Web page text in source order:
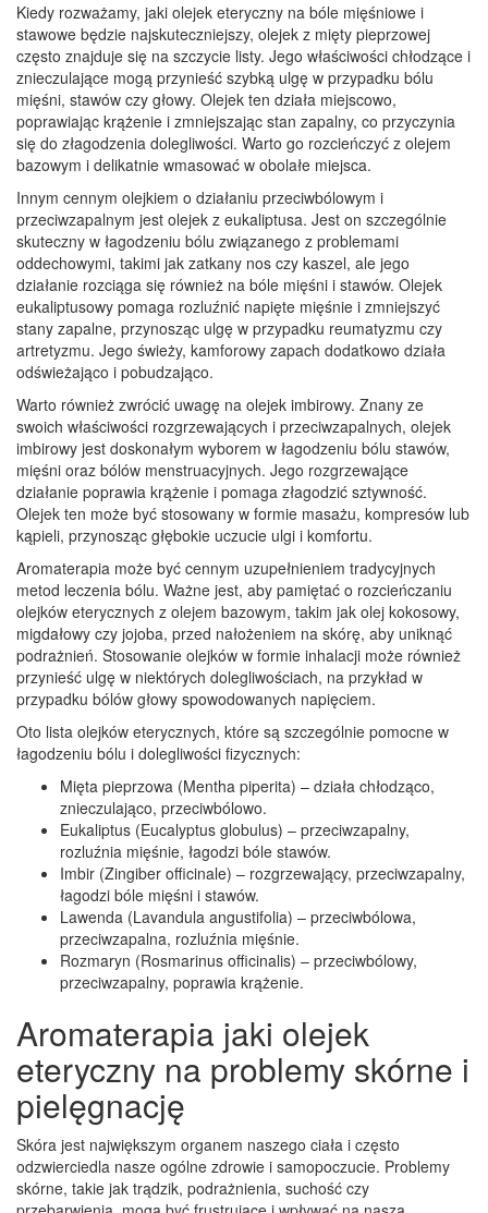
Kiedy rozważamy, jaki olejek eteryczny na bóle mięśniowe i
stawowe będzie najskuteczniejszy, olejek z mięty pieprzowej
często znajduje się na szczycie listy. Jego właściwości chłodzące i
znieczulające mogą przynieść szybką ulgę w przypadku bólu
mięśni, stawów czy głowy. Olejek ten działa miejscowo,
poprawiając krążenie i zmniejszając stan zapalny, co przyczynia
się do złagodzenia dolegliwości. Warto go rozcieńczyć z olejem
bazowym i delikatnie wmasować w obolałe miejsca.
Innym cennym olejkiem o działaniu przeciwbólowym i
przeciwzapalnym jest olejek z eukaliptusa. Jest on szczególnie
skuteczny w łagodzeniu bólu związanego z problemami
oddechowymi, takimi jak zatkany nos czy kaszel, ale jego
działanie rozciąga się również na bóle mięśni i stawów. Olejek
eukaliptusowy pomaga rozluźnić napięte mięśnie i zmniejszyć
stany zapalne, przynosząc ulgę w przypadku reumatyzmu czy
artretyzmu. Jego świeży, kamforowy zapach dodatkowo działa
odświeżająco i pobudzająco.
Warto również zwrócić uwagę na olejek imbirowy. Znany ze
swoich właściwości rozgrzewających i przeciwzapalnych, olejek
imbirowy jest doskonałym wyborem w łagodzeniu bólu stawów,
mięśni oraz bólów menstruacyjnych. Jego rozgrzewające
działanie poprawia krążenie i pomaga złagodzić sztywność.
Olejek ten może być stosowany w formie masażu, kompresów lub
kąpieli, przynosząc głębokie uczucie ulgi i komfortu.
Aromaterapia może być cennym uzupełnieniem tradycyjnych
metod leczenia bólu. Ważne jest, aby pamiętać o rozcieńczaniu
olejków eterycznych z olejem bazowym, takim jak olej kokosowy,
migdałowy czy jojoba, przed nałożeniem na skórę, aby uniknąć
podrażnień. Stosowanie olejków w formie inhalacji może również
przynieść ulgę w niektórych dolegliwościach, na przykład w
przypadku bólów głowy spowodowanych napięciem.
Oto lista olejków eterycznych, które są szczególnie pomocne w
łagodzeniu bólu i dolegliwości fizycznych:
Mięta pieprzowa (Mentha piperita) – działa chłodząco,
znieczulająco, przeciwbólowo.
Eukaliptus (Eucalyptus globulus) – przeciwzapalny,
rozluźnia mięśnie, łagodzi bóle stawów.
Imbir (Zingiber officinale) – rozgrzewający, przeciwzapalny,
łagodzi bóle mięśni i stawów.
Lawenda (Lavandula angustifolia) – przeciwbólowa,
przeciwzapalna, rozluźnia mięśnie.
Rozmaryn (Rosmarinus officinalis) – przeciwbólowy,
przeciwzapalny, poprawia krążenie.
Aromaterapia jaki olejek
eteryczny na problemy skórne i
pielęgnację
Skóra jest największym organem naszego ciała i często
odzwierciedla nasze ogólne zdrowie i samopoczucie. Problemy
skórne, takie jak trądzik, podrażnienia, suchość czy